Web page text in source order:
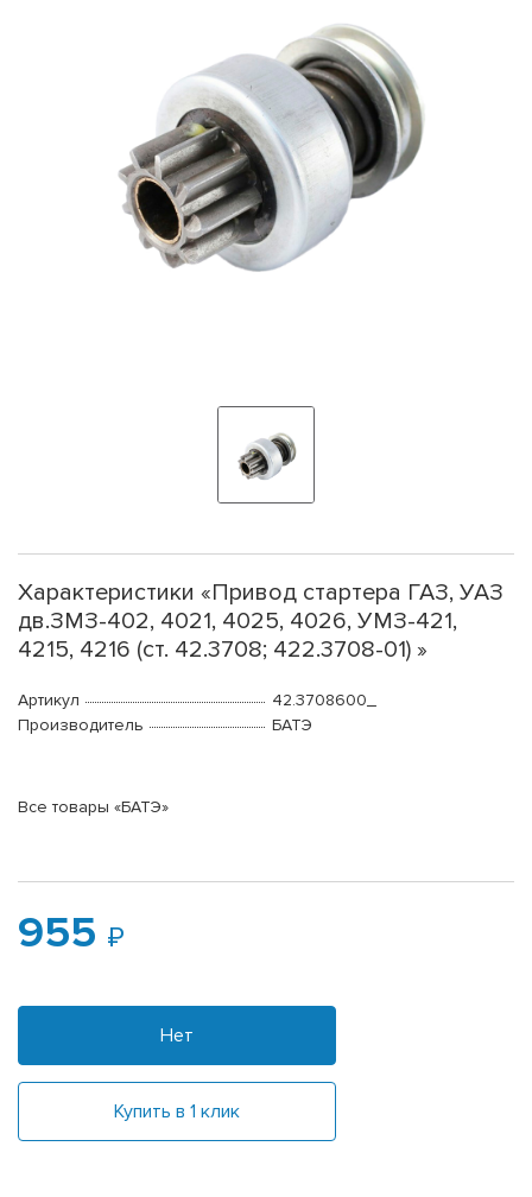
Характеристики «Привод стартера ГАЗ, УАЗ
дв.ЗМЗ-402, 4021, 4025, 4026, УМЗ-421,
4215, 4216 (ст. 42.3708; 422.3708-01) »
Артикул
42.3708600_
Производитель
БАТЭ
Все товары «БАТЭ»
955
Нет
Купить в 1 клик